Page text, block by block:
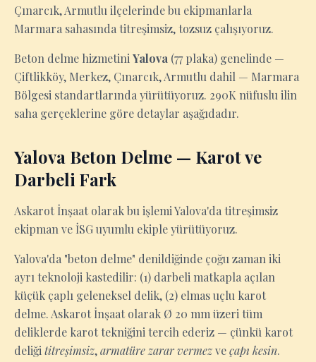
Çınarcık, Armutlu ilçelerinde bu ekipmanlarla
Marmara sahasında titreşimsiz, tozsuz çalışıyoruz.
Beton delme hizmetini Yalova (77 plaka) genelinde —
Çiftlikköy, Merkez, Çınarcık, Armutlu dahil — Marmara
Bölgesi standartlarında yürütüyoruz. 290K nüfuslu ilin
saha gerçeklerine göre detaylar aşağıdadır.
Yalova Beton Delme — Karot ve
Darbeli Fark
Askarot İnşaat olarak bu işlemi Yalova'da titreşimsiz
ekipman ve İSG uyumlu ekiple yürütüyoruz.
Yalova'da "beton delme" denildiğinde çoğu zaman iki
ayrı teknoloji kastedilir: (1) darbeli matkapla açılan
küçük çaplı geleneksel delik, (2) elmas uçlu karot
delme. Askarot İnşaat olarak Ø 20 mm üzeri tüm
deliklerde karot tekniğini tercih ederiz — çünkü karot
deliği titreşimsiz,armatüre zarar vermezveçapı kesin.